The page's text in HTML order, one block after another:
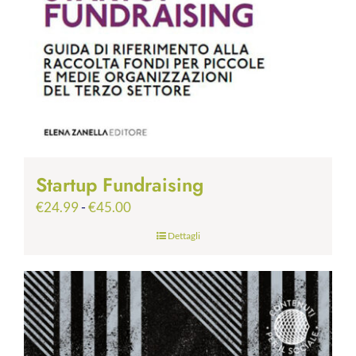
Startup Fundraising
€24.99-€45.00Fascia
€24.99
€45.00
Dettagli